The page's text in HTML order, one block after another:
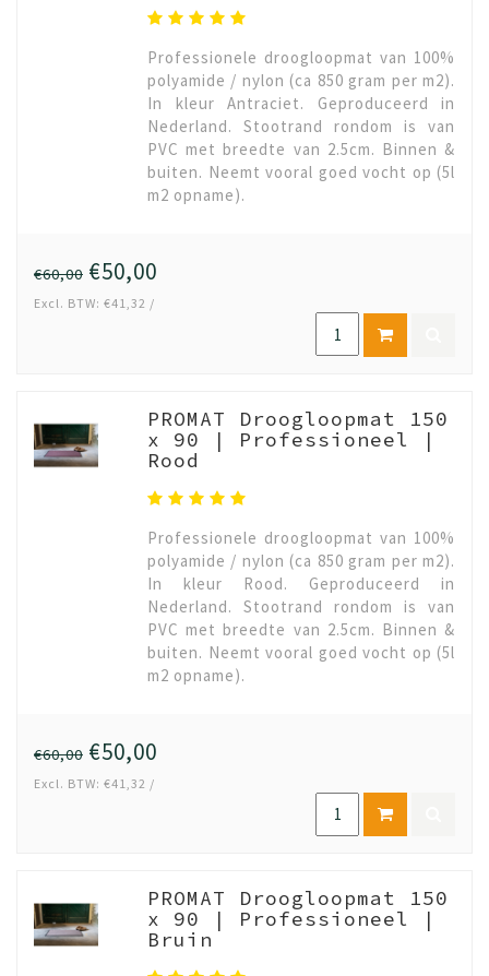
Professionele droogloopmat van 100%
polyamide / nylon (ca 850 gram per m2).
In kleur Antraciet. Geproduceerd in
Nederland. Stootrand rondom is van
PVC met breedte van 2.5cm. Binnen &
buiten. Neemt vooral goed vocht op (5l
m2 opname).
€60,00 €50,00
Excl. BTW: €41,32 /
PROMAT Droogloopmat 150
x 90 | Professioneel |
Rood
Professionele droogloopmat van 100%
polyamide / nylon (ca 850 gram per m2).
In kleur Rood. Geproduceerd in
Nederland. Stootrand rondom is van
PVC met breedte van 2.5cm. Binnen &
buiten. Neemt vooral goed vocht op (5l
m2 opname).
€60,00 €50,00
Excl. BTW: €41,32 /
PROMAT Droogloopmat 150
x 90 | Professioneel |
Bruin